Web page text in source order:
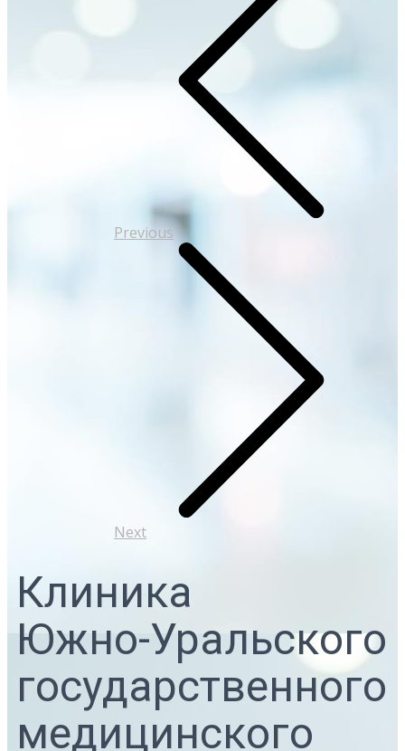
Previous
Next
Клиника
Южно-Уральского
государственного
медицинского